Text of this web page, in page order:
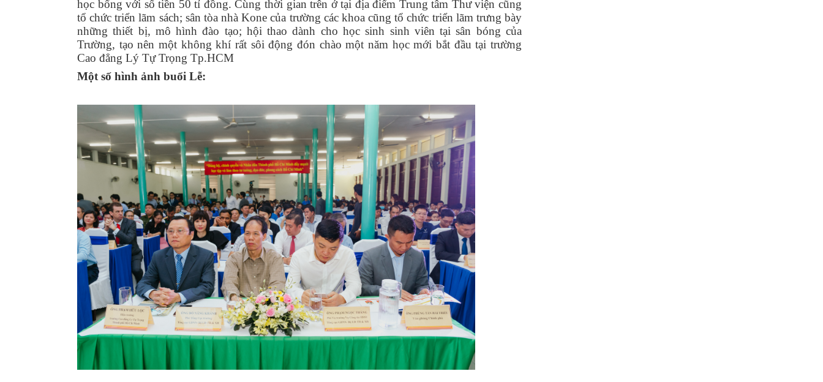
học bổng với số tiền 50 tỉ đồng. Cùng thời gian trên ở tại địa điểm Trung tâm Thư viện cũng
tổ chức triển lãm sách; sân tòa nhà Kone của trường các khoa cũng tổ chức triển lãm trưng bày
những thiết bị, mô hình đào tạo; hội thao dành cho học sinh sinh viên tại sân bóng của
Trường, tạo nên một không khí rất sôi động đón chào một năm học mới bắt đầu tại trường
Cao đẳng Lý Tự Trọng Tp.HCM
Một số hình ảnh buổi Lễ: